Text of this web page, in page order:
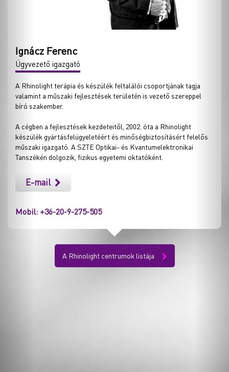
Ignácz Ferenc
Ügyvezető igazgató
A Rhinolight terápia és készülék feltalálói csoportjának tagja
valamint a műszaki fejlesztések területén is vezető szereppel
bíró szakember.
A cégben a fejlesztések kezdeteitől, 2002. óta a Rhinolight
készülék gyártásfelügyeletéért és minőségbiztosításért felelős
műszaki igazgató. A SZTE Optikai- és Kvantumelektronikai
Tanszékén dolgozik, fizikus egyetemi oktatóként.
E-mail
Mobil: +36-20-9-275-505
A Rhinolight centrumok listája